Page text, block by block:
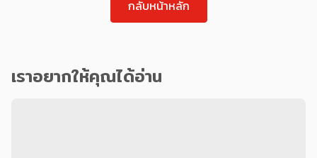
กลับหน้าหลัก
เราอยากให้คุณได้อ่าน